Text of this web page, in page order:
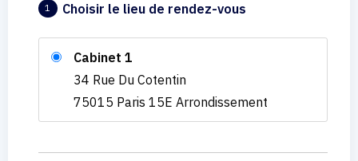
1 Choisir le lieu de rendez-vous
Cabinet 1
34 Rue Du Cotentin
75015 Paris 15E Arrondissement